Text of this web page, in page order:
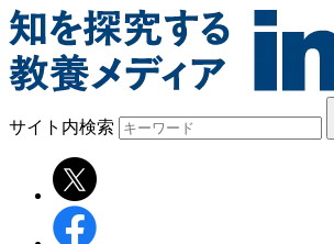
サイト内検索